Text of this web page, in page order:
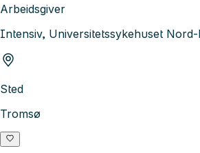
Arbeidsgiver
Intensiv, Universitetssykehuset
Sted
Tromsø